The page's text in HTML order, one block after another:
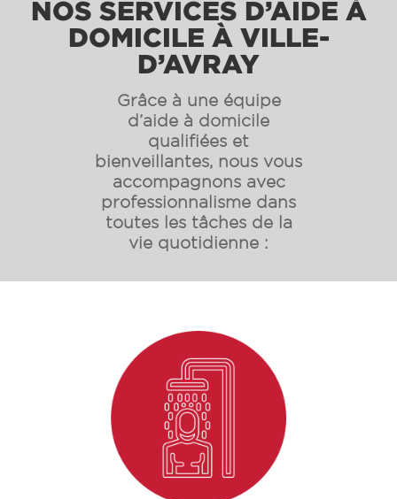
NOS SERVICES D’AIDE À
DOMICILE À VILLE-
D’AVRAY
Grâce à une équipe
d’aide à domicile
qualifiées et
bienveillantes, nous vous
accompagnons avec
professionnalisme dans
toutes les tâches de la
vie quotidienne :